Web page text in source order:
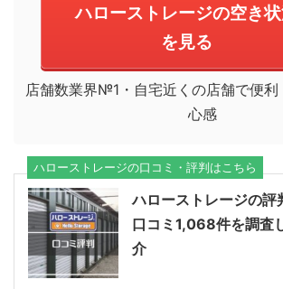
ハローストレージの空き
を見る
店舗数業界№1・自宅近くの店舗で便利
心感
ハローストレージの評
口コミ1,068件を調査
介
ハローストレージの口コミ・評判はこちら